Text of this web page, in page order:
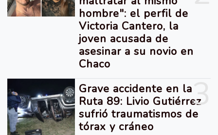
hombre": el perfil de
Victoria Cantero, la
joven acusada de
asesinar a su novio en
Chaco
3
Grave accidente en la
Ruta 89: Livio Gutiérrez
sufrió traumatismos de
tórax y cráneo